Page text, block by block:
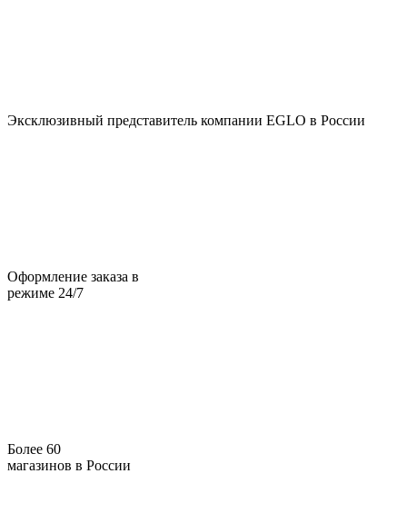
Эксклюзивный представитель компании EGLO в России
Оформление заказа в
режиме 24/7
Более 60
магазинов в России